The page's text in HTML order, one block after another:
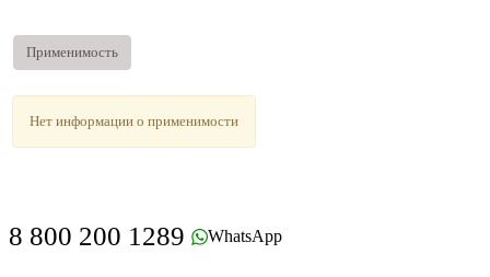
Применимость
Нет информации о применимости
8 800 200 1289 WhatsApp